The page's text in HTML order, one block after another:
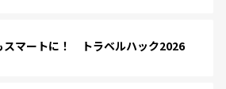
スマートに！ トラベルハック2026